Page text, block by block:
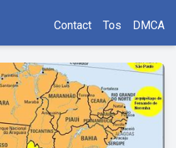
Contact Tos DMCA